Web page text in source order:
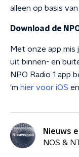
alleen op basis
Download de
Met onze app
uit binnen- en
NPO Radio 1 app
'm hier voor iOS en
Nieuws
NOS &